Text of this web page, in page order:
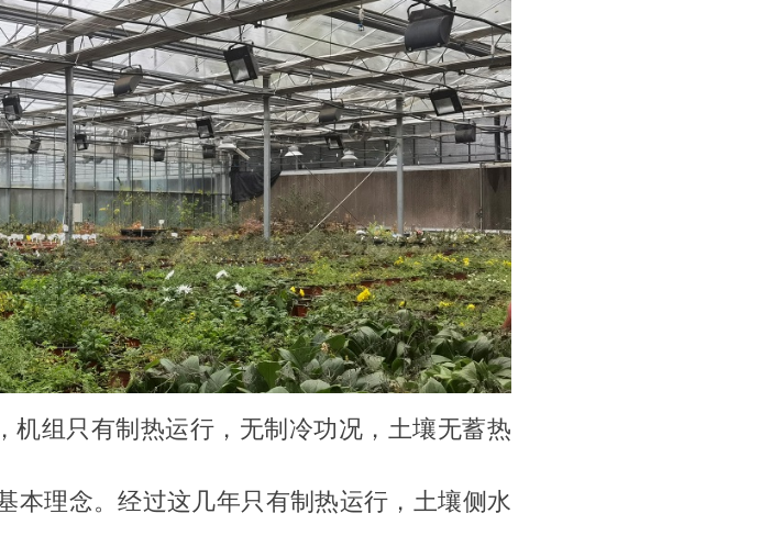
机组只有制热运行，无制冷功况，土壤无蓄热
本理念。经过这几年只有制热运行，土壤侧水